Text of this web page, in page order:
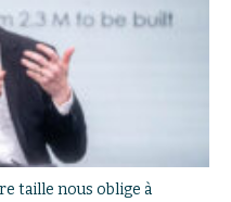
taille nous oblige à